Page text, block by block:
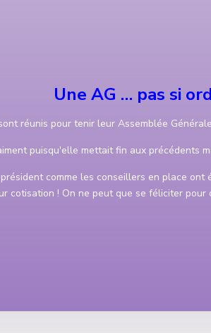
Une AG … pas si
réunis pour tenir leur Assemblée
puisqu'elle mettait fin aux précédents
comme les conseillers en place
cotisation ! On ne peut que se féliciter pour